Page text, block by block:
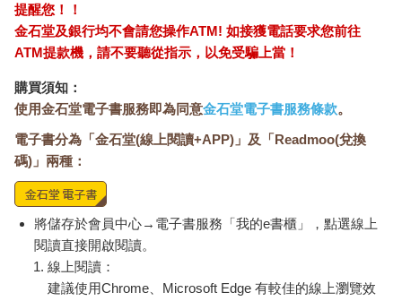
相對而言，由於隱私權條款，擁有權限制，累積整理相關資料的
挑戰，我們的支付資料不可能像個資那樣被廣泛使用。但在獲利
與政治權力岌岌可危時，很難說銀行會永遠如此。
最後在少數國家當中，支付與存款體系是合而為一的。銀行「擁
有」支付體系，享受著兩者的好處。但銀行並沒有支付的神聖權
利。支付與風險、流動性、技術、網路、體制有關。銀行非常擅
長前兩項（風險和流動性），中間兩項（技術和網路）則表現一
般，在第五項（體制）則沒有比其他機構好；你大可以說科技公
司是他們的鏡像，這些公司在技術與網路方面發揮主要專長，擅
長建構體制，但卻沒有風險與流動性的專業，不過現在他們卻涉
足支付這一塊。他們擁有網路的力量與行銷知識，將存款與支付
一分為二，改變我們目前習慣的付款方式。輕鬆就能支付有助於
刺激商業活動，但把支付和銀行服務拆開會造成其他後果，目前
很少有人想到這點。
提醒您！！
金石堂及銀行均不會請您操作ATM! 如接獲電話要求您前往
ATM提款機，請不要聽從指示，以免受騙上當！
購買須知：
使用金石堂電子書服務即為同意金石堂電子書服務條款。
電子書分為「金石堂(線上閱讀+APP)」及「Readmoo(兌換
碼)」兩種：
將儲存於會員中心→電子書服務「我的e書櫃」，點選線上
閱讀直接開啟閱讀。
線上閱讀：
建議使用Chrome、Microsoft Edge 有較佳的線上瀏覽效